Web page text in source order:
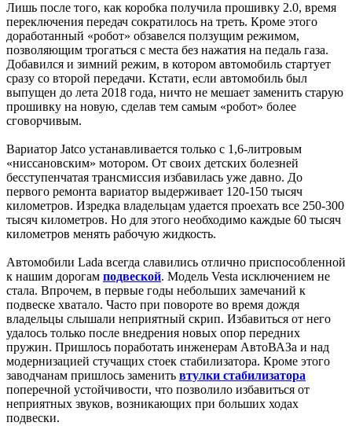
Лишь после того, как коробка получила прошивку 2.0, время
переключения передач сократилось на треть. Кроме этого
доработанный «робот» обзавелся ползущим режимом,
позволяющим трогаться с места без нажатия на педаль газа.
Добавился и зимний режим, в котором автомобиль стартует
сразу со второй передачи. Кстати, если автомобиль был
выпущен до лета 2018 года, ничто не мешает заменить старую
прошивку на новую, сделав тем самым «робот» более
сговорчивым.
Вариатор Jatco устанавливается только с 1,6-литровым
«ниссановским» мотором. От своих детских болезней
бесступенчатая трансмиссия избавилась уже давно. До
первого ремонта вариатор выдерживает 120-150 тысяч
километров. Изредка владельцам удается проехать все 250-300
тысяч километров. Но для этого необходимо каждые 60 тысяч
километров менять рабочую жидкость.
Автомобили Lada всегда славились отлично приспособленной
к нашим дорогам подвеской. Модель Vesta исключением не
стала. Впрочем, в первые годы небольших замечаний к
подвеске хватало. Часто при повороте во время дождя
владельцы слышали неприятный скрип. Избавиться от него
удалось только после внедрения новых опор передних
пружин. Пришлось поработать инженерам АвтоВАЗа и над
модернизацией стучащих стоек стабилизатора. Кроме этого
заводчанам пришлось заменить втулки стабилизатора
поперечной устойчивости, что позволило избавиться от
неприятных звуков, возникающих при больших ходах
подвески.